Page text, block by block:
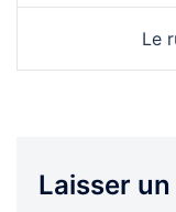
Le
Laisser